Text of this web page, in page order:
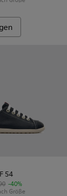
54
-40%
Größe